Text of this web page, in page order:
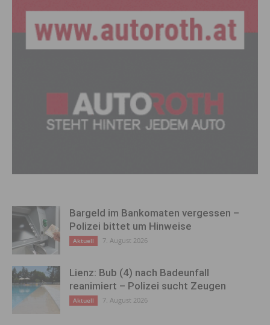
Bargeld im Bankomaten vergessen –
Polizei bittet um Hinweise
Aktuell 7. August 2026
Lienz: Bub (4) nach Badeunfall
reanimiert – Polizei sucht Zeugen
Aktuell 7. August 2026